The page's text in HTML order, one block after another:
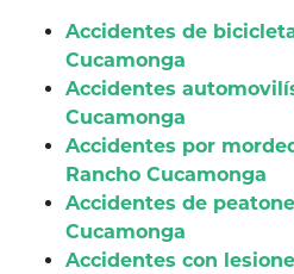
Accidentes de
Cucamonga
Accidentes
Cucamonga
Accidentes por
Rancho Cucamonga
Accidentes de
Cucamonga
Accidentes con